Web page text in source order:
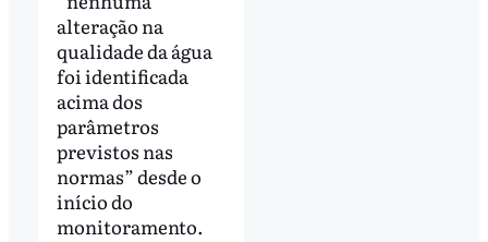
alteração na
qualidade da água
foi identificada
acima dos
parâmetros
previstos nas
normas” desde o
início do
monitoramento.